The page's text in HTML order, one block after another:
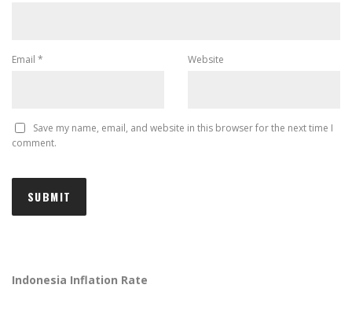
Email * Website
Save my name, email, and website in this browser for the next time I
comment.
Indonesia Inflation Rate